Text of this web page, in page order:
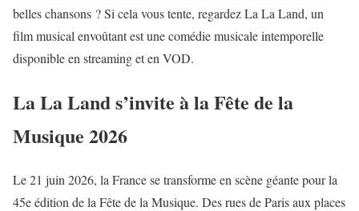
belles chansons ? Si cela vous tente, regardez La La Land, un
film musical envoûtant est une comédie musicale intemporelle
disponible en streaming et en VOD.
La La Land s’invite à la Fête de la
Musique 2026
Le 21 juin 2026, la France se transforme en scène géante pour la
45e édition de la Fête de la Musique. Des rues de Paris aux places